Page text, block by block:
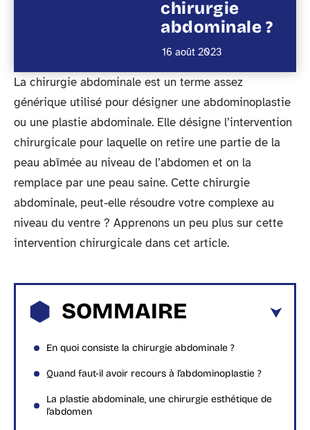
chirurgie
abdominale ?
16 août 2023
La chirurgie abdominale est un terme assez
générique utilisé pour désigner une abdominoplastie
ou une plastie abdominale. Elle désigne l’intervention
chirurgicale pour laquelle on retire une partie de la
peau abîmée au niveau de l’abdomen et on la
remplace par une peau saine. Cette chirurgie
abdominale, peut-elle résoudre votre complexe au
niveau du ventre ? Apprenons un peu plus sur cette
intervention chirurgicale dans cet article.
SOMMAIRE
En quoi consiste la chirurgie abdominale ?
Quand faut-il avoir recours à l’abdominoplastie ?
La plastie abdominale, une chirurgie esthétique de
l’abdomen